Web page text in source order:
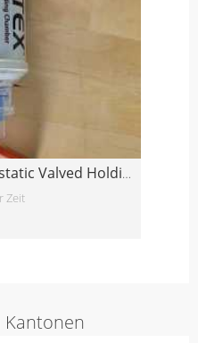
VORTEX Non Electrostatic Valved Holding Chamber
Zeit